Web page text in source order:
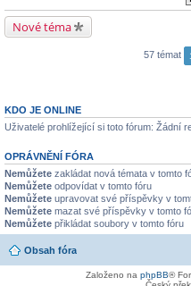
Nové téma
57 témat
KDO JE ONLINE
Uživatelé prohlížející si toto fórum: Žádní
OPRÁVNĚNÍ FÓRA
Nemůžete zakládat nová témata v tomto
Nemůžete odpovídat v tomto fóru
Nemůžete upravovat své příspěvky v
Nemůžete mazat své příspěvky v tomto
Nemůžete přikládat soubory v tomto fóru
Obsah fóra
Založeno na phpBB®